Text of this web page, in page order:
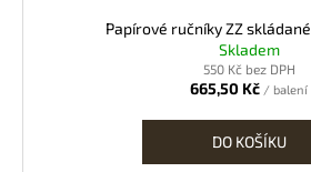
Papírové ručníky ZZ
Skladem
550 Kč bez DPH
665,50 Kč / balení
DO KOŠÍKU